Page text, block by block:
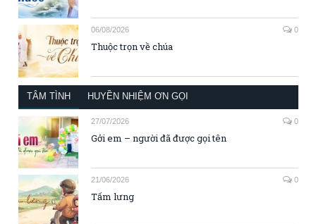
06/08/2026 0
Thuộc trọn về chúa
TÂM TÌNH HUYỀN NHIỆM ƠN GỌI
27/07/2026 0
Gởi em – người đã được gọi tên
21/06/2026 0
Tấm lưng